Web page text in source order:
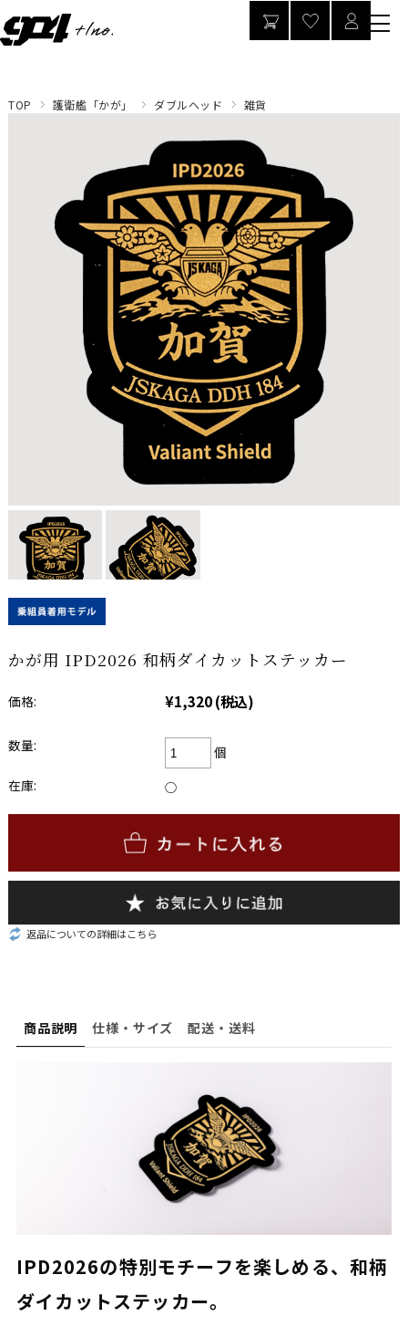
TOP 護衛艦「かが」 ダブルヘッド 雑貨
かが用 IPD2026 和柄ダイカットステッカー
価格: ¥1,320(税込)
数量:
個
在庫:
○
返品についての詳細はこちら
商品説明 仕様・サイズ 配送・送料
IPD2026の特別モチーフを楽しめる、和柄
ダイカットステッカー。